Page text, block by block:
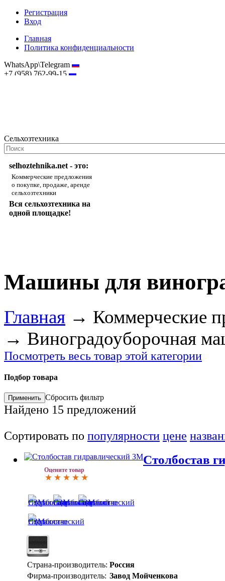
Регистрация
Вход
Главная
Политика конфиденциальности
WhatsApp\Telegram
+7 (958) 762-99-15
Сельхозтехника
selhoztehnika.net - это:
Коммерческие предложения
о покупке, продаже, аренде
сельхозтехники
Вся сельхозтехника на
одной площадке!
Машины для
Главная → Коммерческие
→ Виноградоуборочная
Посмотреть весь товар этой категории
Подбор товара
Сбросить фильтр
Найдено 15 предложений
Сортировать по популярности цене
Оцените товар
Столбостав
Страна-производитель: Россия
Фирма-производитель: Завод Мойченкова